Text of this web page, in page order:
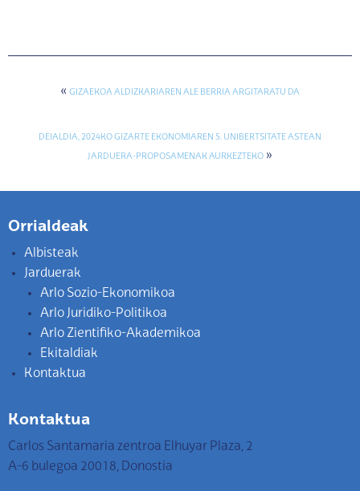
« GIZAEKOA ALDIZKARIAREN ALE BERRIA ARGITARATU DA
DEIALDIA, 2024KO GIZARTE EKONOMIAREN 5. UNIBERTSITATE ASTEAN
JARDUERA-PROPOSAMENAK AURKEZTEKO »
Orrialdeak
Albisteak
Jarduerak
Arlo Sozio-Ekonomikoa
Arlo Juridiko-Politikoa
Arlo Zientifiko-Akademikoa
Ekitaldiak
Kontaktua
Kontaktua
Carlos Santamaria zentroa Elhuyar Plaza, 2
A-6 bulegoa 20018, Donostia